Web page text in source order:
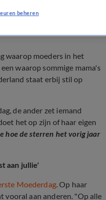
waarop moeders in het
waarop sommige mama's
staat erbij stil op
de ander zet iemand
het op zijn of haar eigen
hoe de sterren het vorig jaar
aan jullie'
Moederdag. Op haar
vooral aan anderen. "Op alle
beheren